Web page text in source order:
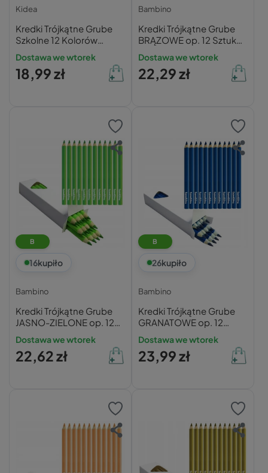
Kidea
Kredki Trójkątne Grube
Szkolne 12 Kolorów
Jumbo Kidea KTG12KA
Dostawa we wtorek
18,99 zł
Bambino
Kredki Trójkątne Grube
BRĄZOWE op. 12 Sztuk
Bambino
Dostawa we wtorek
22,29 zł
B
16kupiło
Bambino
Kredki Trójkątne Grube
JASNO-ZIELONE op. 12
Sztuk Bambino
Dostawa we wtorek
22,62 zł
B
26kupiło
Bambino
Kredki Trójkątne Grube
GRANATOWE op. 12
Sztuk Bambino
Dostawa we wtorek
23,99 zł